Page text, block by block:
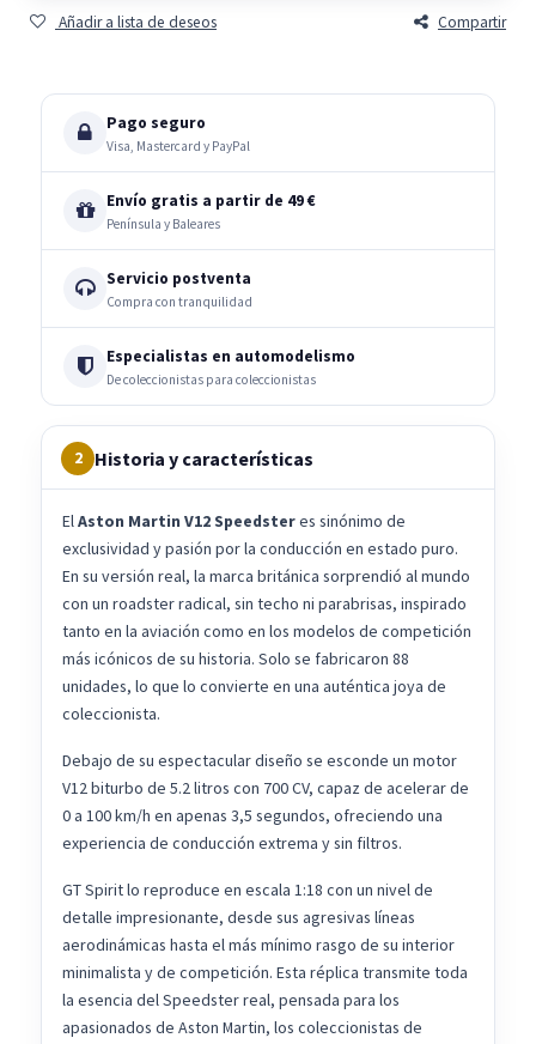
Añadir a lista de deseos Compartir
Pago seguro
Visa, Mastercard y PayPal
Envío gratis a partir de 49 €
Península y Baleares
Servicio postventa
Compra con tranquilidad
Especialistas en automodelismo
De coleccionistas para coleccionistas
2 Historia y características
El Aston Martin V12 Speedsteres sinónimo de
exclusividad y pasión por la conducción en estado puro.
En su versión real, la marca británica sorprendió al mundo
con un roadster radical, sin techo ni parabrisas, inspirado
tanto en la aviación como en los modelos de competición
más icónicos de su historia. Solo se fabricaron 88
unidades, lo que lo convierte en una auténtica joya de
coleccionista.
Debajo de su espectacular diseño se esconde un motor
V12 biturbo de 5.2 litros con 700 CV, capaz de acelerar de
0 a 100 km/h en apenas 3,5 segundos, ofreciendo una
experiencia de conducción extrema y sin filtros.
GT Spirit lo reproduce en escala 1:18 con un nivel de
detalle impresionante, desde sus agresivas líneas
aerodinámicas hasta el más mínimo rasgo de su interior
minimalista y de competición. Esta réplica transmite toda
la esencia del Speedster real, pensada para los
apasionados de Aston Martin, los coleccionistas de